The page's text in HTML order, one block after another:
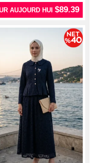
AUJOURD HUI $89.39